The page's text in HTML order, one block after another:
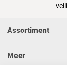
Assortiment
Meer